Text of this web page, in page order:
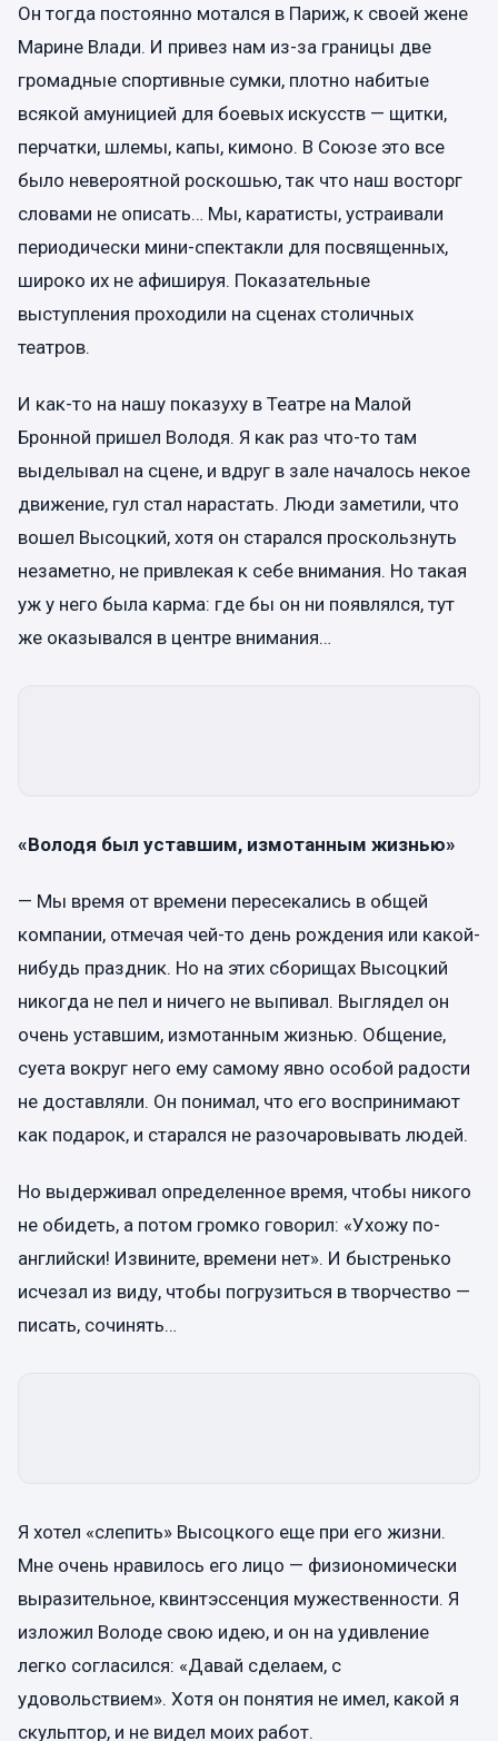
Он тогда постоянно мотался в Париж, к своей жене
Марине Влади. И привез нам из-за границы две
громадные спортивные сумки, плотно набитые
всякой амуницией для боевых искусств — щитки,
перчатки, шлемы, капы, кимоно. В Союзе это все
было невероятной роскошью, так что наш восторг
словами не описать… Мы, каратисты, устраивали
периодически мини-спектакли для посвященных,
широко их не афишируя. Показательные
выступления проходили на сценах столичных
театров.
И как-то на нашу показуху в Театре на Малой
Бронной пришел Володя. Я как раз что-то там
выделывал на сцене, и вдруг в зале началось некое
движение, гул стал нарастать. Люди заметили, что
вошел Высоцкий, хотя он старался проскользнуть
незаметно, не привлекая к себе внимания. Но такая
уж у него была карма: где бы он ни появлялся, тут
же оказывался в центре внимания…
«Володя был уставшим, измотанным жизнью»
— Мы время от времени пересекались в общей
компании, отмечая чей-то день рождения или какой-
нибудь праздник. Но на этих сборищах Высоцкий
никогда не пел и ничего не выпивал. Выглядел он
очень уставшим, измотанным жизнью. Общение,
суета вокруг него ему самому явно особой радости
не доставляли. Он понимал, что его воспринимают
как подарок, и старался не разочаровывать людей.
Но выдерживал определенное время, чтобы никого
не обидеть, а потом громко говорил: «Ухожу по-
английски! Извините, времени нет». И быстренько
исчезал из виду, чтобы погрузиться в творчество —
писать, сочинять…
Я хотел «слепить» Высоцкого еще при его жизни.
Мне очень нравилось его лицо — физиономически
выразительное, квинтэссенция мужественности. Я
изложил Володе свою идею, и он на удивление
легко согласился: «Давай сделаем, с
удовольствием». Хотя он понятия не имел, какой я
скульптор, и не видел моих работ.